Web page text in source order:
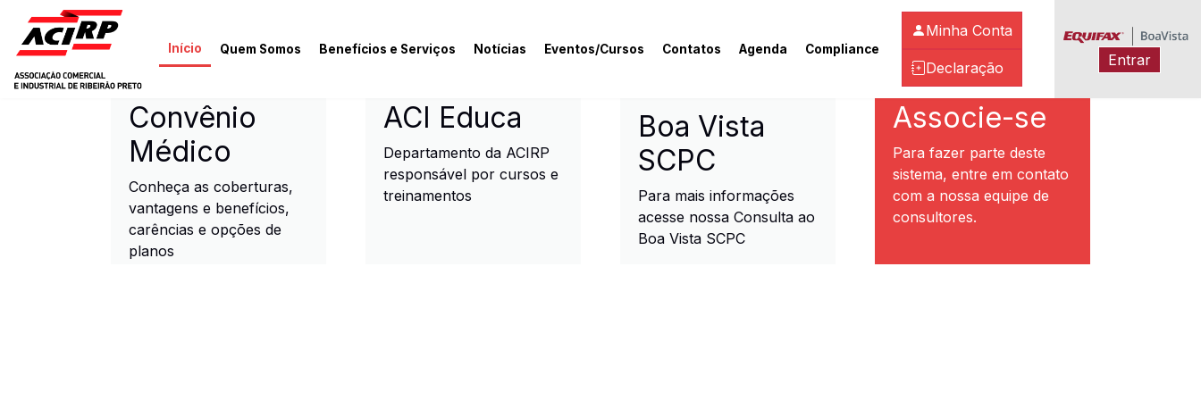
Pular para o conteúdo principal
Início Quem Somos Benefícios e Serviços Notícias Eventos/Cursos Contatos Agenda Compliance
Minha Conta
Declaração Entrar
ACIRP - Associação Comercial e Industrial de Ribeirão Preto
Convênio
Médico
Conheça as coberturas,
vantagens e benefícios,
carências e opções de
planos
ACI Educa
Departamento da ACIRP
responsável por cursos e
treinamentos
Boa Vista
SCPC
Para mais informações
acesse nossa Consulta ao
Boa Vista SCPC
Associe-se
Para fazer parte deste
sistema, entre em contato
com a nossa equipe de
consultores.